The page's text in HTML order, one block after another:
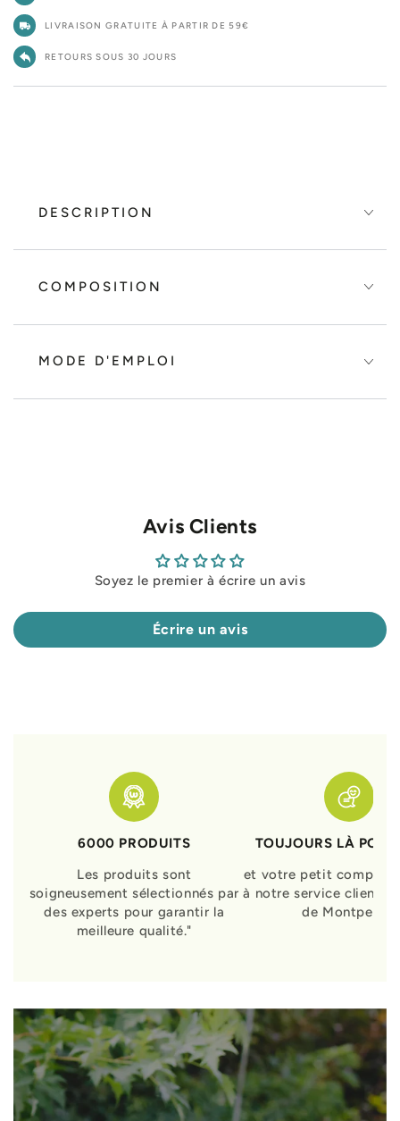
LIVRAISON GRATUITE À PARTIR DE 59€
RETOURS SOUS 30 JOURS
DESCRIPTION
COMPOSITION
MODE D'EMPLOI
Avis Clients
Soyez le premier à écrire un avis
Écrire un avis
6000 PRODUITS
Les produits sont
soigneusement sélectionnés par
des experts pour garantir la
meilleure qualité."
TOUJOURS LÀ
et votre petit
à notre service clients
de Montpellier